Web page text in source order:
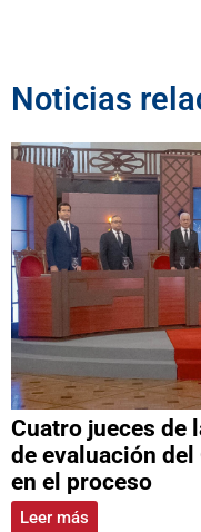
Noticias
Cuatro jueces de
de evaluación
en el proceso
Leer más